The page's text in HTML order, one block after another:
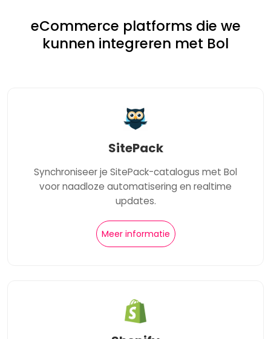
eCommerce platforms die we
kunnen integreren met Bol
SitePack
Synchroniseer je SitePack-catalogus met Bol
voor naadloze automatisering en realtime
updates.
Meer informatie